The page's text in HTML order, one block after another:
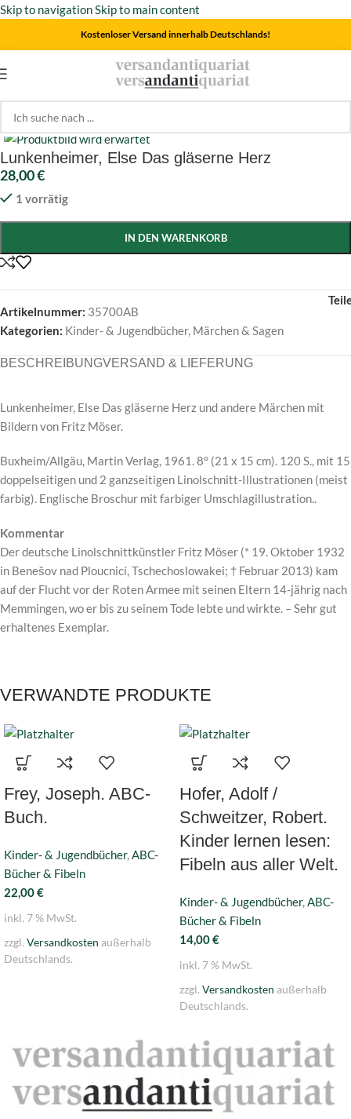
Skip to navigationSkip to main content
Kostenloser Versand innerhalb Deutschlands!
Start/Kinder- & Jugendbücher
Click to enlarge
Lunkenheimer, Else Das gläserne Herz
28,00€
1 vorrätig
IN DEN WARENKORB
Artikelnummer: 35700AB
Kategorien: Kinder- & Jugendbücher, Märchen & Sagen
BESCHREIBUNGVERSAND & LIEFERUNG
Lunkenheimer, Else Das gläserne Herz und andere Märchen mit
Bildern von Fritz Möser.
Buxheim/Allgäu, Martin Verlag, 1961. 8° (21 x 15 cm). 120 S., mit 15
doppelseitigen und 2 ganzseitigen Linolschnitt-Illustrationen (meist
farbig). Englische Broschur mit farbiger Umschlagillustration..
Kommentar
Der deutsche Linolschnittkünstler Fritz Möser (* 19. Oktober 1932
in Benešov nad Ploucnicí, Tschechoslowakei; † Februar 2013) kam
auf der Flucht vor der Roten Armee mit seinen Eltern 14-jährig nach
Memmingen, wo er bis zu seinem Tode lebte und wirkte. – Sehr gut
erhaltenes Exemplar.
VERWANDTE PRODUKTE
Frey, Joseph. ABC-
Buch.
Kinder- & Jugendbücher,ABC-
Bücher & Fibeln
22,00€
inkl. 7 % MwSt.
zzgl. Versandkosten außerhalb
Deutschlands.
Hofer, Adolf /
Schweitzer, Robert.
Kinder lernen lesen:
Fibeln aus aller Welt.
Kinder- & Jugendbücher,ABC-
Bücher & Fibeln
14,00€
inkl. 7 % MwSt.
zzgl. Versandkosten außerhalb
Deutschlands.